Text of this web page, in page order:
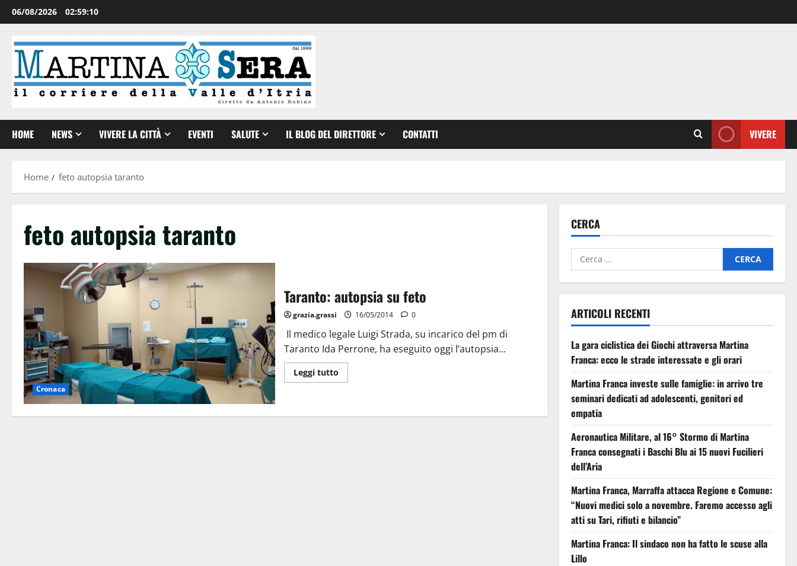
06/08/2026 02:59:11
HOME NEWS VIVERE LA CITTÀ EVENTI SALUTE IL BLOG DEL DIRETTORE CONTATTI VIVERE
Home feto autopsia taranto
feto autopsia taranto
Cronaca
Taranto: autopsia su feto
grazia.grassi 16/05/2014 0
Il medico legale Luigi Strada, su incarico del pm di
Taranto Ida Perrone, ha eseguito oggi l’autopsia...
Leggi tutto
CERCA
ARTICOLI RECENTI
La gara ciclistica dei Giochi attraversa Martina
Franca: ecco le strade interessate e gli orari
Martina Franca investe sulle famiglie: in arrivo tre
seminari dedicati ad adolescenti, genitori ed
empatia
Aeronautica Militare, al 16° Stormo di Martina
Franca consegnati i Baschi Blu ai 15 nuovi Fucilieri
dell’Aria
Martina Franca, Marraffa attacca Regione e Comune:
“Nuovi medici solo a novembre. Faremo accesso agli
atti su Tari, rifiuti e bilancio”
Martina Franca: Il sindaco non ha fatto le scuse alla
Lillo